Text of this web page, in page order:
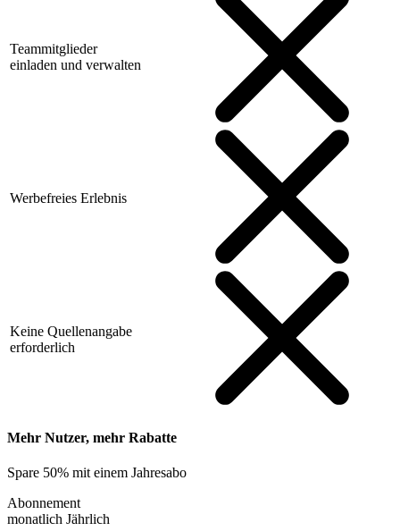
Teammitglieder
einladen und verwalten
Werbefreies Erlebnis
Keine Quellenangabe
erforderlich
Mehr Nutzer, mehr Rabatte
Spare 50% mit einem Jahresabo
Abonnement
monatlich Jährlich